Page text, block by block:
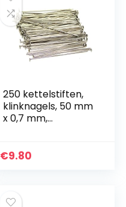
250 kettelstiften,
klinknagels, 50 mm
x 0,7 mm,
parelstiften, zilver,
€9.80